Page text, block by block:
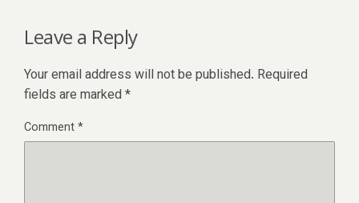
Leave a Reply
Your email address will not be published. Required
fields are marked *
Comment*